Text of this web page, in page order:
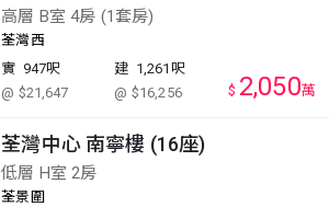
高層 B室 4房 (1套房)
荃灣西
實 947呎
@ $21,647
建 1,261呎
@ $16,256
$ 2,050萬
荃灣中心 南寧樓 (16座)
低層 H室 2房
荃景圍